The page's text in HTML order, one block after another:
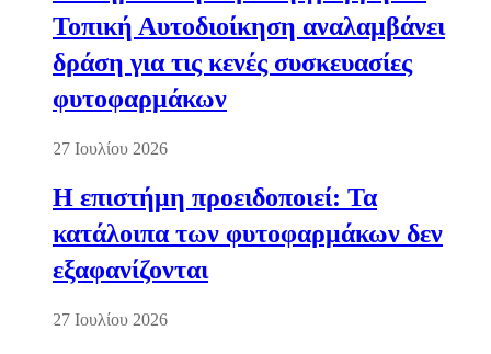
Τοπική Αυτοδιοίκηση αναλαμβάνει
δράση για τις κενές συσκευασίες
φυτοφαρμάκων
27 Ιουλίου 2026
Η επιστήμη προειδοποιεί: Τα
κατάλοιπα των φυτοφαρμάκων δεν
εξαφανίζονται
27 Ιουλίου 2026